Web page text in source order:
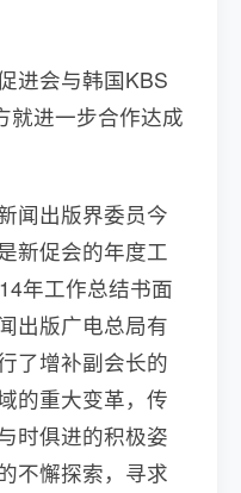
进会与韩国KBS
就进一步合作达成
闻出版界委员今
新促会的年度工
年工作总结书面
出版广电总局有
了增补副会长的
的重大变革，传
时俱进的积极姿
不懈探索，寻求